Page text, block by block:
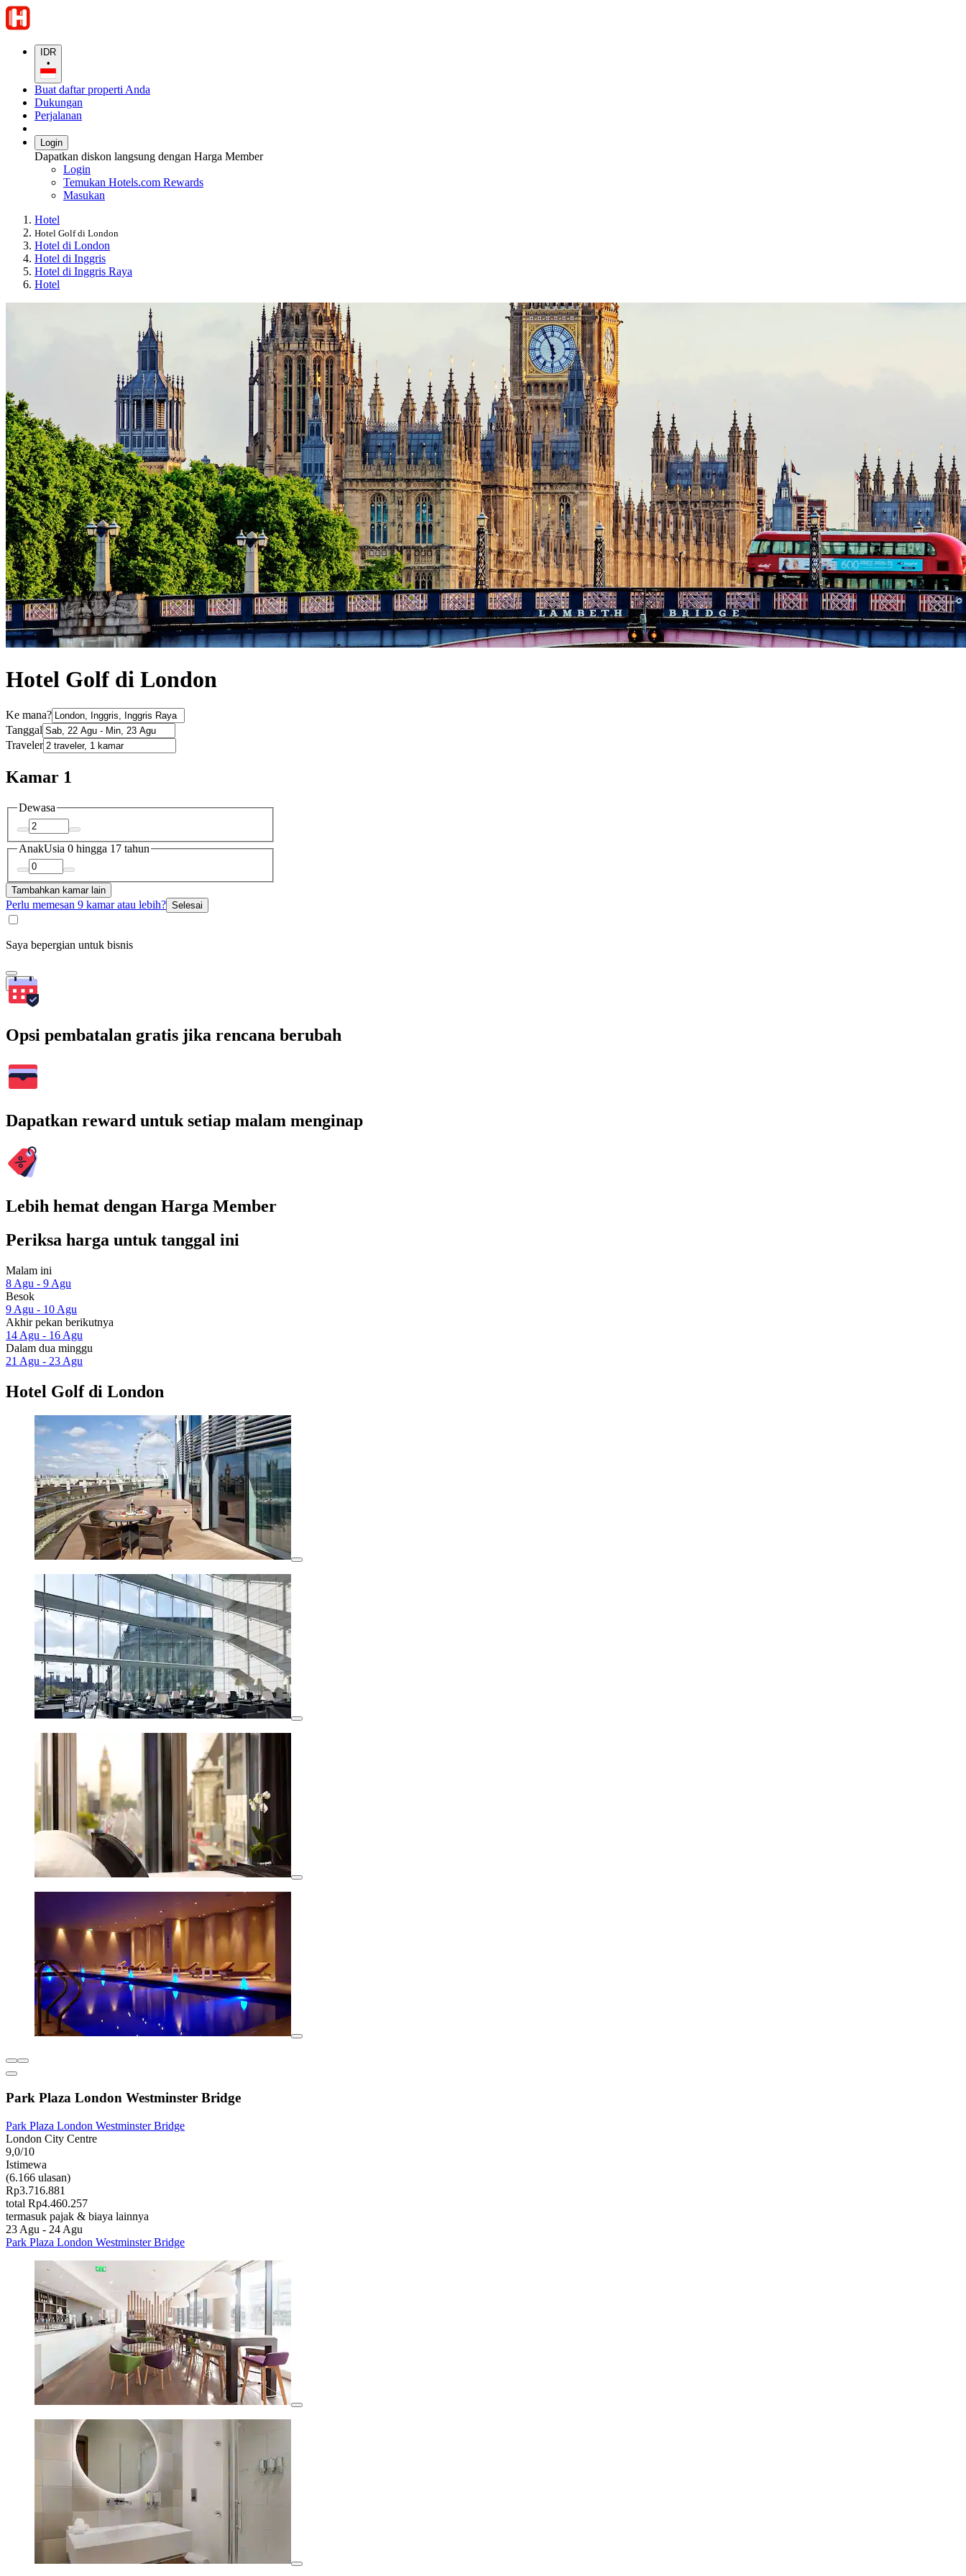
IDR
•
Buat daftar properti Anda
Dukungan
Perjalanan
Login
Dapatkan diskon langsung dengan Harga Member
Login
Temukan Hotels.com Rewards
Masukan
Hotel
Hotel Golf di London
Hotel di London
Hotel di Inggris
Hotel di Inggris Raya
Hotel
Hotel Golf di London
Ke mana?
Tanggal
Traveler
Kamar 1
Dewasa
AnakUsia 0 hingga 17 tahun
Tambahkan kamar lain
Perlu memesan 9 kamar atau lebih? Selesai
Saya bepergian untuk bisnis
Cari
Opsi pembatalan gratis jika rencana berubah
Dapatkan reward untuk setiap malam menginap
Lebih hemat dengan Harga Member
Periksa harga untuk tanggal ini
Malam ini
8 Agu - 9 Agu
Besok
9 Agu - 10 Agu
Akhir pekan berikutnya
14 Agu - 16 Agu
Dalam dua minggu
21 Agu - 23 Agu
Hotel Golf di London
Park Plaza London Westminster Bridge
Park Plaza London Westminster Bridge
London City Centre
9,0/10
Istimewa
(6.166 ulasan)
Rp3.716.881
total Rp4.460.257
termasuk pajak & biaya lainnya
23 Agu - 24 Agu
Park Plaza London Westminster Bridge